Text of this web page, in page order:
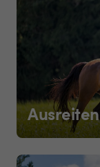
Ausreiten